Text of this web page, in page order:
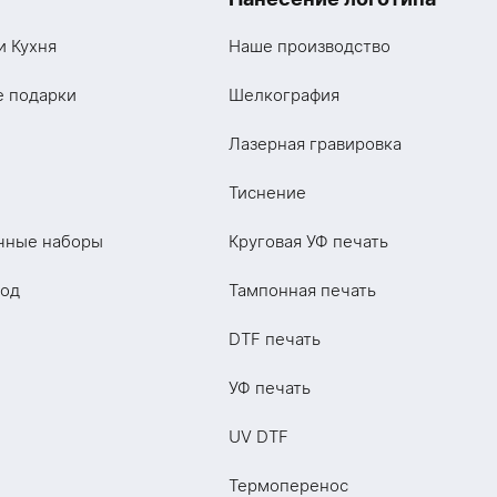
Кухня
подарки
наборы
Наше производство
Шелкография
Лазерная гравировка
Тиснение
Круговая УФ печать
Тампонная печать
DTF печать
УФ печать
UV DTF
Термоперенос